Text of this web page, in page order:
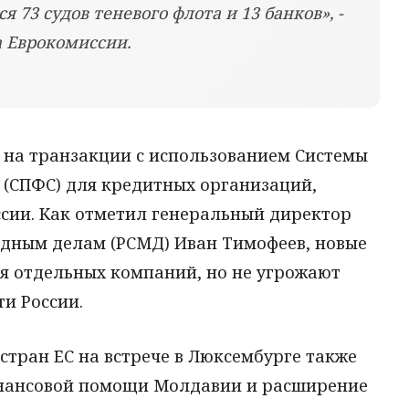
73 судов теневого флота и 13 банков», -
Еврокомиссии.
транзакции с использованием Системы
для кредитных организаций,
Как отметил генеральный директор
делам (РСМД) Иван Тимофеев, новые
отдельных компаний, но не угрожают
России.
ЕС на встрече в Люксембурге также
помощи Молдавии и расширение